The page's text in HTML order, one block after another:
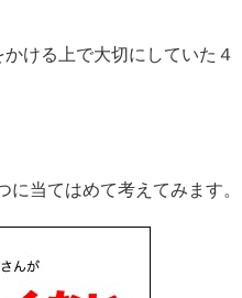
ける上で大切にしていた４
当てはめて考えてみます。